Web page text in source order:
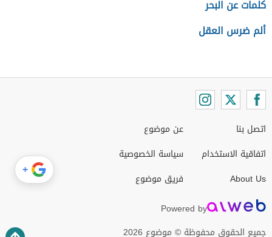
كلمات عن البحر
ألم ضرس العقل
اتصل بنا
اتفاقية الاستخدام
About Us
عن موضوع
سياسة الخصوصية
فريق موضوع
Powered by
جميع الحقوق محفوظة © موضوع 2026
+